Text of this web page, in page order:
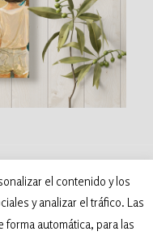
viajes. Todos los
por:
el contenido y los
y analizar el tráfico. Las
automática, para las